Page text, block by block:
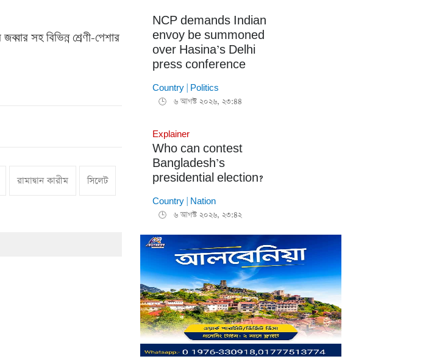
সহ বিভিন্ন শ্রেণী-পেশার
রামাদ্বান কারীম সিলেট
NCP demands Indian
envoy be summoned
over Hasina’s Delhi
press conference
Country Politics
🕒 ৬ আগস্ট ২০২৬, ২৩:৪৪
Explainer
Who can contest
Bangladesh’s
presidential election?
Country Nation
🕒 ৬ আগস্ট ২০২৬, ২৩:৪২